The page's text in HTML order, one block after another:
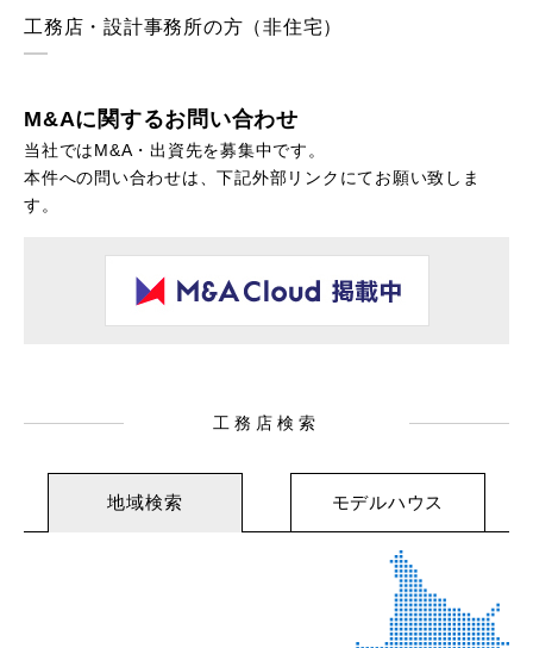
工務店・設計事務所の方（非住宅）
M&Aに関するお問い合わせ
当社ではM&A・出資先を募集中です。
本件への問い合わせは、下記外部リンクにてお願い致しま
す。
工務店検索
地域検索 モデルハウス